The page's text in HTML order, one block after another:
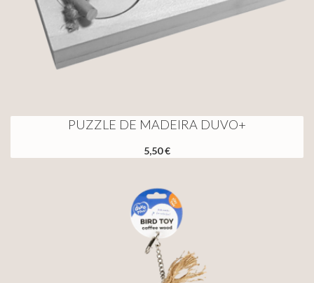
PUZZLE DE MADEIRA DUVO+
5,50 €